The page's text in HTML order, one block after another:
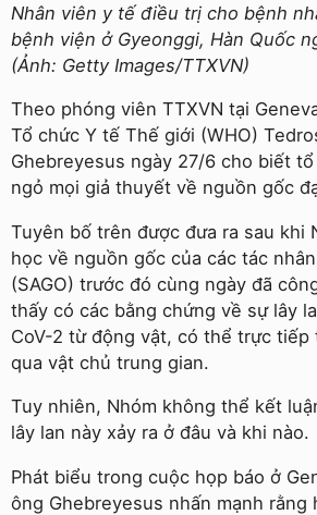
Nhân viên y tế điều trị cho bệnh
bệnh viện ở Gyeonggi, Hàn Quốc
(Ảnh: Getty Images/TTXVN)
Theo phóng viên TTXVN tại
Tổ chức Y tế Thế giới (WHO)
Ghebreyesus ngày 27/6 cho biết
ngỏ mọi giả thuyết về nguồn gốc
Tuyên bố trên được đưa ra sau khi
học về nguồn gốc của các tác
(SAGO) trước đó cùng ngày đã
thấy có các bằng chứng về sự lây
CoV-2 từ động vật, có thể trực tiếp
qua vật chủ trung gian.
Tuy nhiên, Nhóm không thể kết
lây lan này xảy ra ở đâu và khi nào.
Phát biểu trong cuộc họp báo ở
ông Ghebreyesus nhấn mạnh rằng